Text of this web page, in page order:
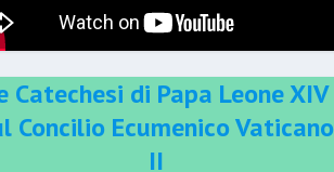
Catechesi di Papa Leone XIV
Concilio Ecumenico Vaticano
II